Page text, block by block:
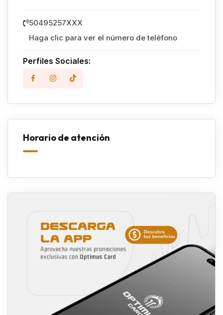
50495257XXX
Haga clic para ver el número de teléfono
Perfiles Sociales:
Horario de atención